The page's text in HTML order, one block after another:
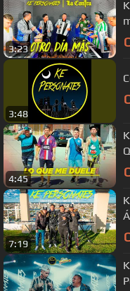
3:23
3:48
4:45
7:19